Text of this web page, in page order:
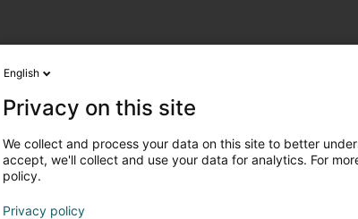
English
Privacy on this site
We collect and process your data on this site to better
accept, we'll collect and use your data for analytics. For
policy.
Privacy policy